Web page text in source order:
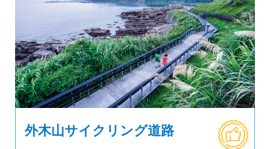
外木山サイクリング道路